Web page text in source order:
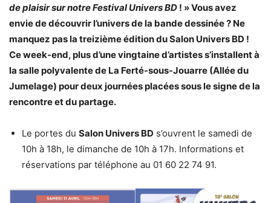
de plaisir sur notre Festival Univers BD ! » Vous avez
envie de découvrir l’univers de la bande dessinée ? Ne
manquez pas la treizième édition du Salon Univers BD !
Ce week-end, plus d’une vingtaine d’artistes s’installent à
la salle polyvalente de La Ferté-sous-Jouarre (Allée du
Jumelage) pour deux journées placées sous le signe de la
rencontre et du partage.
Le portes du Salon Univers BD s’ouvrent le samedi de
10h à 18h, le dimanche de 10h à 17h. Informations et
réservations par téléphone au 01 60 22 74 91.